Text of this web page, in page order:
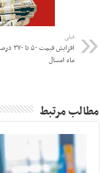
قبلی
ماه امسال
مطالب مرتبط